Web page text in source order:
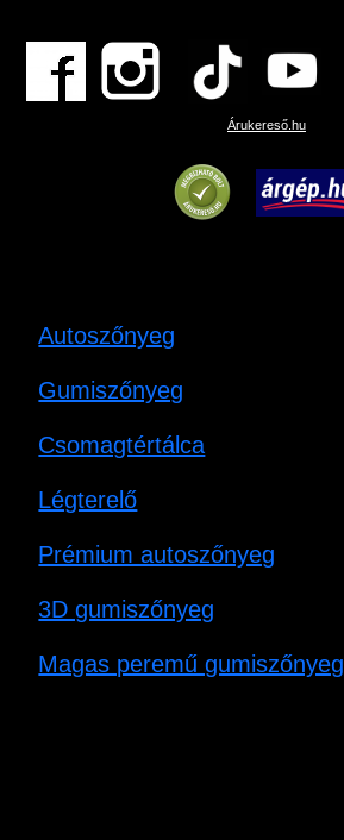
Árukereső.hu
Autoszőnyeg
Gumiszőnyeg
Csomagtértálca
Légterelő
Prémium autoszőnyeg
3D gumiszőnyeg
Magas peremű gumiszőnyeg